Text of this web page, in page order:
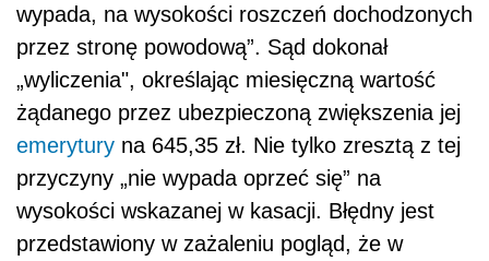
wypada, na wysokości roszczeń dochodzonych
przez stronę powodową”. Sąd dokonał
„wyliczenia", określając miesięczną wartość
żądanego przez ubezpieczoną zwiększenia jej
emerytury na 645,35 zł. Nie tylko zresztą z tej
przyczyny „nie wypada oprzeć się” na
wysokości wskazanej w kasacji. Błędny jest
przedstawiony w zażaleniu pogląd, że w